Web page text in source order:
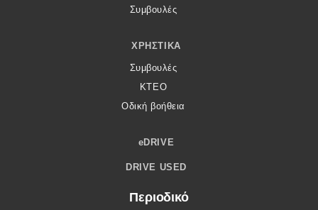
Συμβουλές
ΧΡΗΣΤΙΚΆ
Συμβουλές
ΚΤΕΟ
Οδική βοήθεια
eDRIVE
DRIVE USED
Περιοδικό